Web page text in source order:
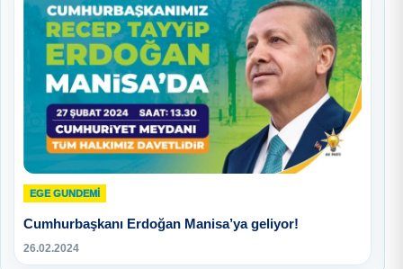
EGE GUNDEMİ
Cumhurbaşkanı Erdoğan Manisa’ya geliyor!
26.02.2024